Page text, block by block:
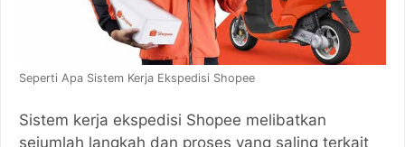
Seperti Apa Sistem Kerja Ekspedisi Shopee
Sistem kerja ekspedisi Shopee melibatkan
sejumlah langkah dan proses yang saling terkait